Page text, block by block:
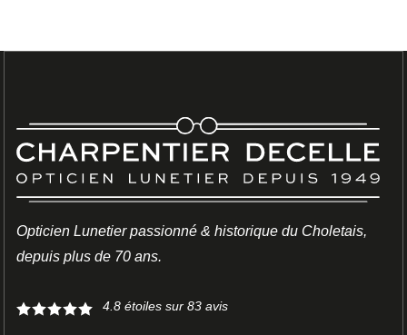
LUNETTES
CUTLER AND GROSS
Opticien Lunetier passionné & historique du Choletais,
depuis plus de 70 ans.
4.8 étoiles sur 83 avis